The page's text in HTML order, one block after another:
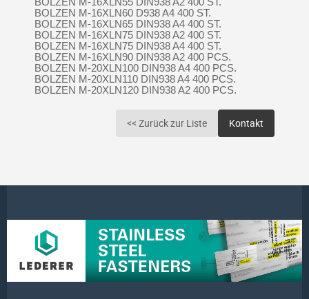
BOLZEN M-16XLN60 D938 A4 400 ST.
BOLZEN M-16XLN65 DIN938 A4 400 ST.
BOLZEN M-16XLN75 DIN938 A2 400 ST.
BOLZEN M-16XLN75 DIN938 A4 400 ST.
BOLZEN M-16XLN90 DIN938 A2 400 PCS.
BOLZEN M-20XLN100 DIN938 A4 400 PCS.
BOLZEN M-20XLN110 DIN938 A4 400 PCS.
BOLZEN M-20XLN120 DIN938 A2 400 PCS.
<< Zurück zur Liste Kontakt